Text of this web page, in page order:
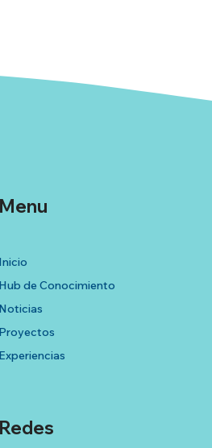
Redes
Inicio
Hub de Conocimiento
Noticias
Proyectos
Experiencias
Menu